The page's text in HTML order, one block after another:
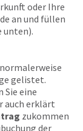
oder Ihre
an und füllen
unten).
gelistet.
eine
auch erklärt
zukommen
der